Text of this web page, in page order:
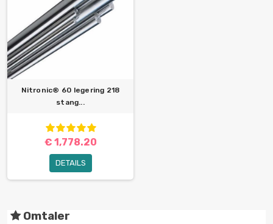
Nitronic® 60 legering 218
stang...
€ 1,778.20
DETAILS
Omtaler